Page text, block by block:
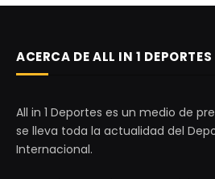
ACERCA DE ALL IN 1 DEPORTES
All in 1 Deportes es un medio de
se lleva toda la actualidad del
Internacional.